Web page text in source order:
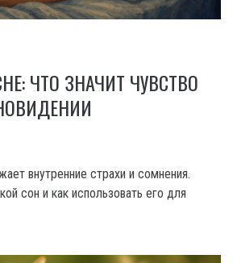
ЧТО ЗНАЧИТ ЧУВСТВО
внутренние страхи и сомнения.
сон и как использовать его для